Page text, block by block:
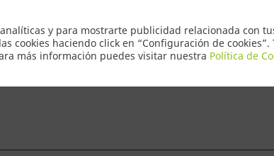
y para mostrarte publicidad relacionada con
cookies haciendo click en “Configuración de
más información puedes visitar nuestra Política de